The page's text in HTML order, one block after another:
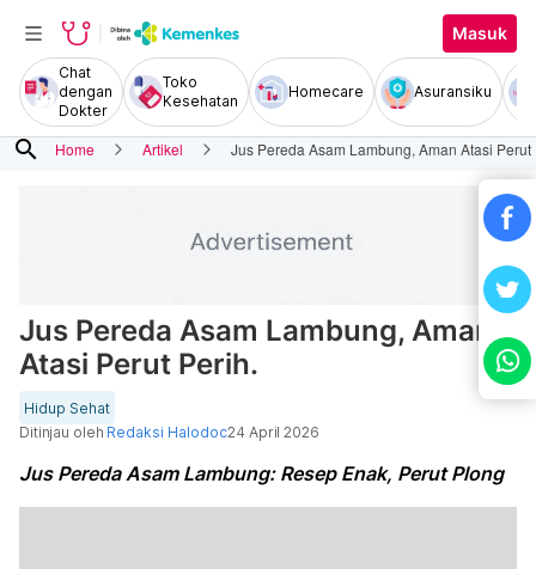
Masuk
Chat
dengan
Dokter
Toko
Kesehatan
Homecare Asuransiku
search Home Artikel Jus Pereda Asam Lambung, Aman Atasi Perut
Jus Pereda Asam Lambung, Aman
Atasi Perut Perih.
Hidup Sehat
Ditinjau oleh Redaksi Halodoc24 April 2026
Jus Pereda Asam Lambung: Resep Enak, Perut Plong